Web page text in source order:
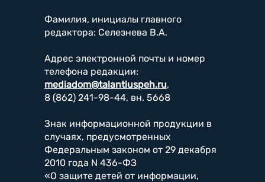
Фамилия, инициалы главного
редактора: Селезнева В.А.
Адрес электронной почты и номер
телефона редакции:
mediadom@talantiuspeh.ru,
8 (862) 241-98-44, вн. 5668
Знак информационной продукции в
случаях, предусмотренных
Федеральным законом от 29 декабря
2010 года N 436-ФЗ
«О защите детей от информации,